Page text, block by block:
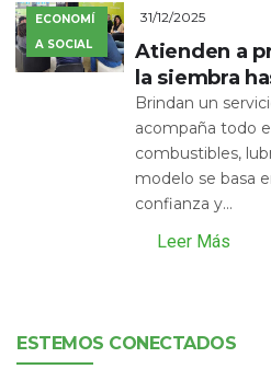
ECONOMÍ
A SOCIAL
31/12/2025
Atienden a
la siembra
Brindan un
acompaña todo
combustibles,
modelo se basa
confianza y...
Leer Más
ESTEMOS CONECTADOS